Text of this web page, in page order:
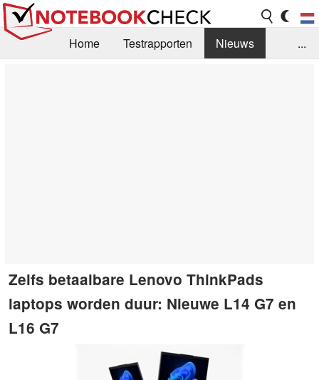
Home Testrapporten
Nieuws
...
Zelfs betaalbare Lenovo ThinkPads
laptops worden duur: Nieuwe L14 G7 en
L16 G7